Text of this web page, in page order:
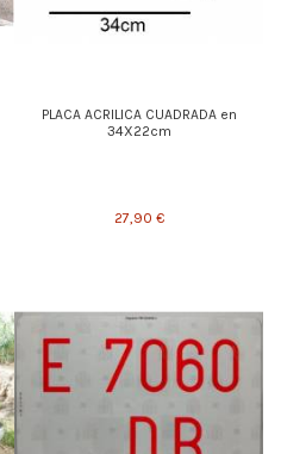
PLACA ACRILICA CUADRADA en
34X22cm
27,90 €